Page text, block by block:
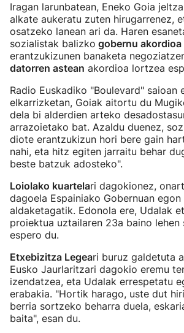
Iragan larunbatean, Eneko Goia
alkate aukeratu zuten hirugarrenez,
osatzeko lanean ari da. Haren
sozialistak balizko gobernu akordioa
erantzukizunen banaketa
datorren astean akordioa lortzea
Radio Euskadiko "Boulevard" saioan
elkarrizketan, Goiak aitortu du
dela bi alderdien arteko
arrazoietako bat. Azaldu duenez,
diote erantzukizun hori bere gain
nahi, eta hitz egiten jarraitu behar
beste batzuk adosteko".
Loiolako kuartelari dagokionez,
dagoela Espainiako Gobernuan
aldaketagatik. Edonola ere, Udalak
proiektua uztailaren 23a baino lehen
espero du.
Etxebizitza Legeari buruz galdetuta
Eusko Jaurlaritzari dagokio eremu
izendatzea, eta Udalak errespetatu
erabakia. "Hortik harago, uste dut
berria sortzeko beharra duela,
baita", esan du.